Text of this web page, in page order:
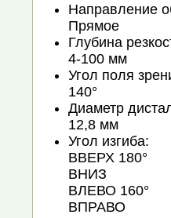
Направление
Прямое
Глубина
4-100 мм
Угол поля
140°
Диаметр
12,8 мм
Угол изгиба:
ВВЕРХ 180°
ВНИЗ
ВЛЕВО 160°
ВПРАВО